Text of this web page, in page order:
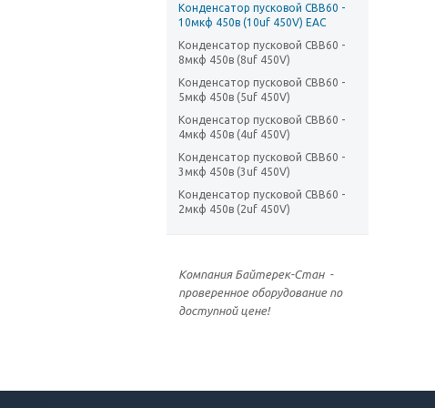
Конденсатор пусковой CBB60 -
10мкф 450в (10uf 450V) EAC
Конденсатор пусковой CBB60 -
8мкф 450в (8uf 450V)
Конденсатор пусковой CBB60 -
5мкф 450в (5uf 450V)
Конденсатор пусковой CBB60 -
4мкф 450в (4uf 450V)
Конденсатор пусковой CBB60 -
3мкф 450в (3uf 450V)
Конденсатор пусковой CBB60 -
2мкф 450в (2uf 450V)
Компания Байтерек-Стан -
проверенное оборудование по
доступной цене!